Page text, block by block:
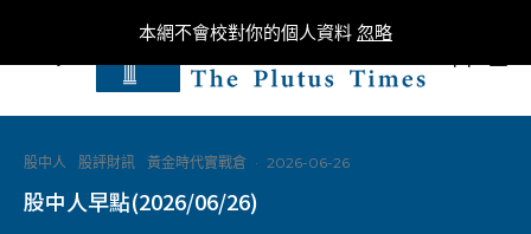
0
股中人 股評財訊 黃金時代實戰倉 · 2026-06-26
股中人早點(2026/06/26)
本網不會校對你的個人資料 忽略